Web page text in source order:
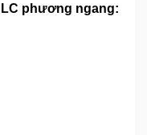
phương ngang: